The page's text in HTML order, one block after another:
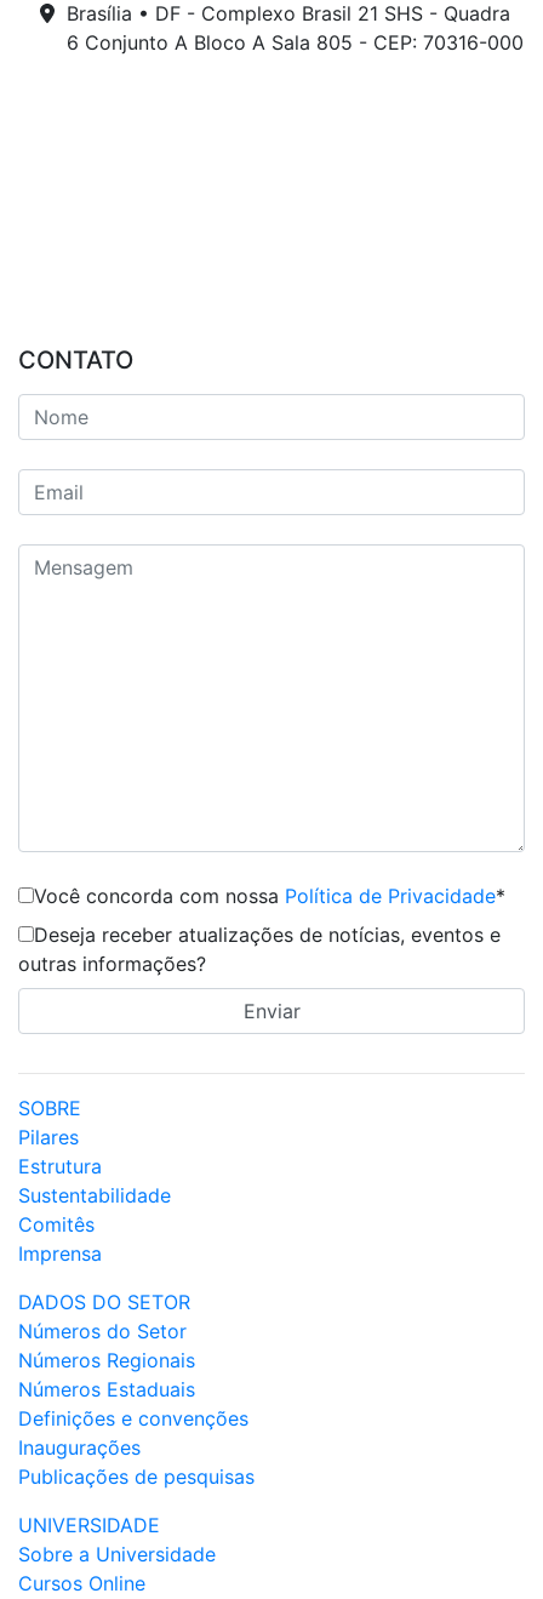
Brasília • DF - Complexo Brasil 21 SHS - Quadra
6 Conjunto A Bloco A Sala 805 - CEP: 70316-000
CONTATO
Você concorda com nossa Política de Privacidade*
Deseja receber atualizações de notícias, eventos e
outras informações?
SOBRE
Pilares
Estrutura
Sustentabilidade
Comitês
Imprensa
DADOS DO SETOR
Números do Setor
Números Regionais
Números Estaduais
Definições e convenções
Inaugurações
Publicações de pesquisas
UNIVERSIDADE
Sobre a Universidade
Cursos Online